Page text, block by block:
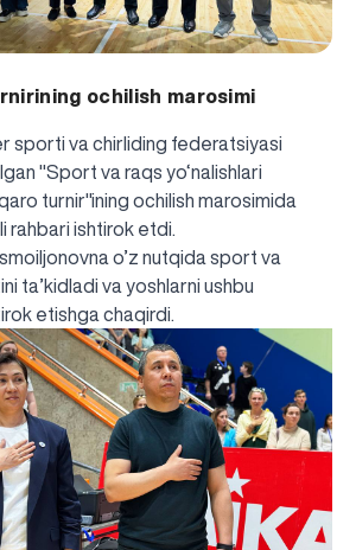
ochilish marosimi
sporti va chirliding federatsiyasi
"Sport va raqs yo‘nalishlari
turnir"ining ochilish marosimida
rahbari ishtirok etdi.
o’z nutqida sport va
ta’kidladi va yoshlarni ushbu
etishga chaqirdi.